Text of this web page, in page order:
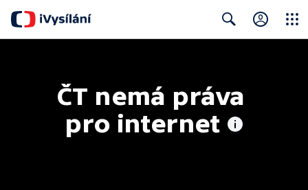
ČT nemá práva
pro internet